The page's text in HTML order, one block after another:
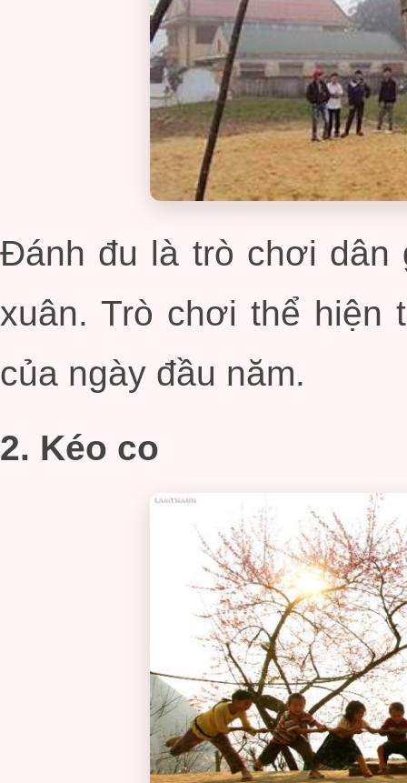
Đánh đu là trò chơi dân
xuân. Trò chơi thể hiện
của ngày đầu năm.
2. Kéo co